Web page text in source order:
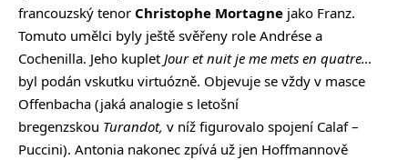
francouzský tenor Christophe Mortagne jako Franz.
Tomuto umělci byly ještě svěřeny role Andrése a
Cochenilla. Jeho kuplet Jour et nuit je me mets en quatre…
byl podán vskutku virtuózně. Objevuje se vždy v masce
Offenbacha (jaká analogie s letošní
bregenzskou Turandot, v níž figurovalo spojení Calaf –
Puccini). Antonia nakonec zpívá už jen Hoffmannově